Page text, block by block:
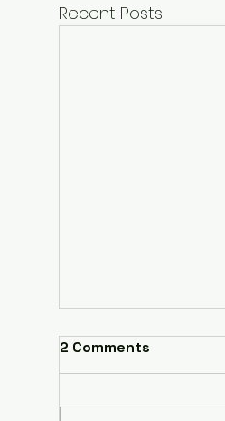
Recent Posts
2 Comments